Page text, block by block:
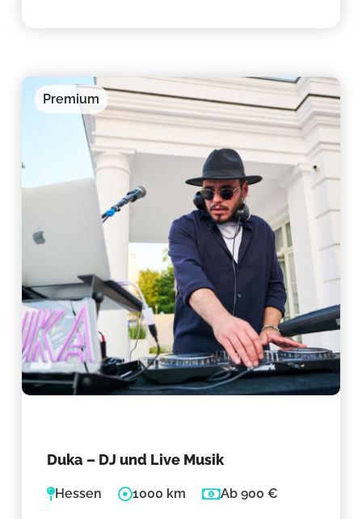
Premium
Duka – DJ und Live Musik
Hessen 1000 km Ab 900 €